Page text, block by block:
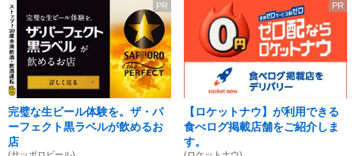
PR
完璧な生ビール体験を。ザ・パ
ーフェクト黒ラベルが飲めるお
店
PR
【ロケットナウ】が利用できる
食べログ掲載店舗をご紹介しま
す。